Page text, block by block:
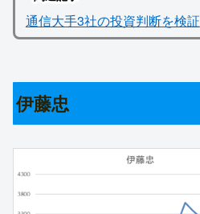
通信大手3社の投資判断を検証
伊藤忠